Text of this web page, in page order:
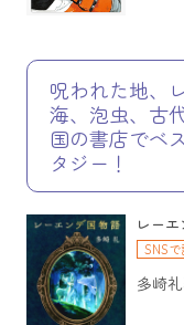
呪われた地、
海、泡虫、古
国の書店でベ
タジー！
レー
SNSで
多崎